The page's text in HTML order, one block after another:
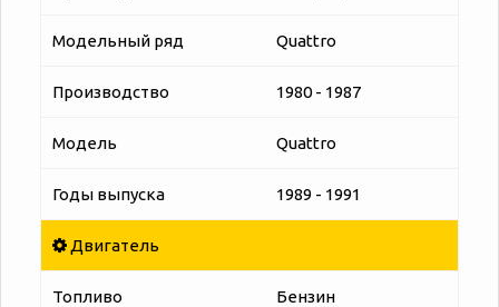
Модельный ряд Quattro
Производство 1980 - 1987
Модель Quattro
Годы выпуска 1989 - 1991
Двигатель
Топливо Бензин